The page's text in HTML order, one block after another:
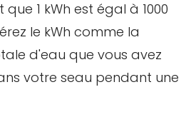
1 kWh est égal à 1000
le kWh comme la
d'eau que vous avez
votre seau pendant une